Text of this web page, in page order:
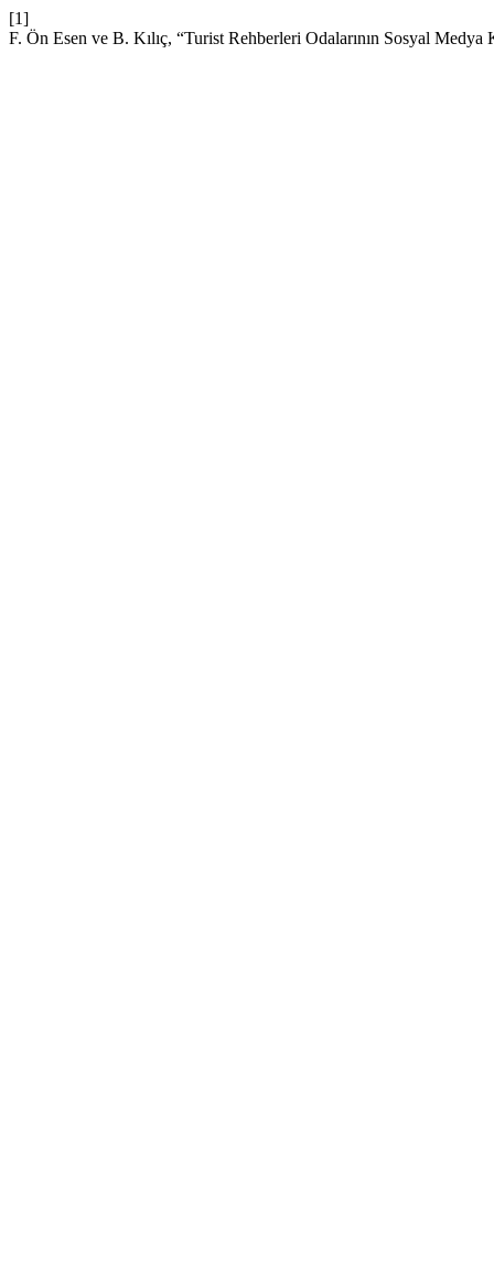
[1]
F. Ön Esen ve B. Kılıç, “Turist Rehberleri Odalarının Sosyal